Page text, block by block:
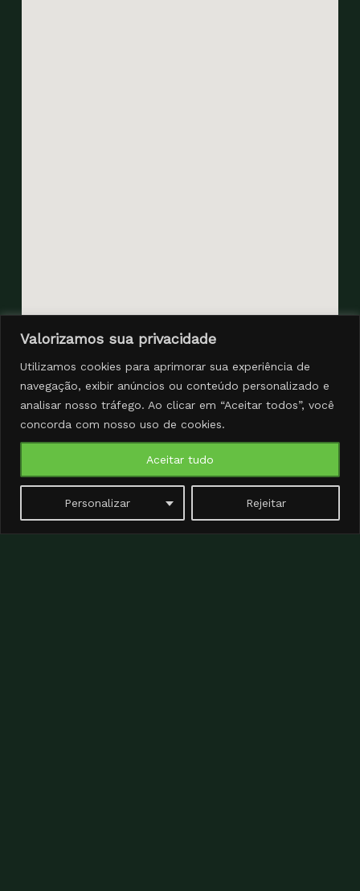
Valorizamos sua privacidade
Utilizamos cookies para aprimorar sua experiência de
navegação, exibir anúncios ou conteúdo personalizado e
analisar nosso tráfego. Ao clicar em “Aceitar todos”, você
concorda com nosso uso de cookies.
Personalizar Rejeitar
Aceitar tudo